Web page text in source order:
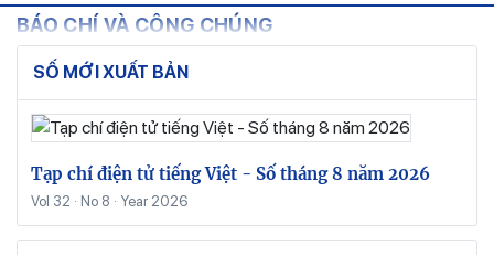
BÁO CHÍ VÀ CÔNG CHÚNG
SỐ MỚI XUẤT BẢN
Tạp chí điện tử tiếng Việt - Số tháng 8 năm 2026
Vol 32 · No 8 · Year 2026